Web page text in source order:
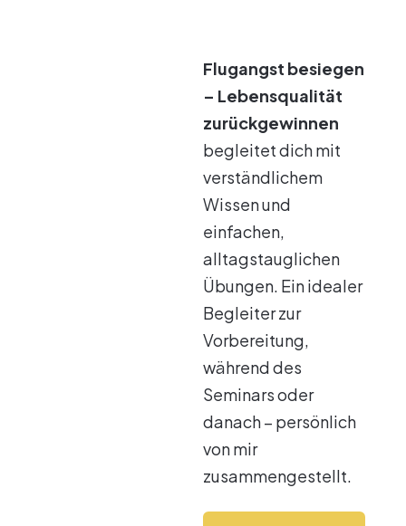
Flugangst besiegen
– Lebensqualität
zurückgewinnen
begleitet dich mit
verständlichem
Wissen und
einfachen,
alltagstauglichen
Übungen. Ein idealer
Begleiter zur
Vorbereitung,
während des
Seminars oder
danach – persönlich
von mir
zusammengestellt.